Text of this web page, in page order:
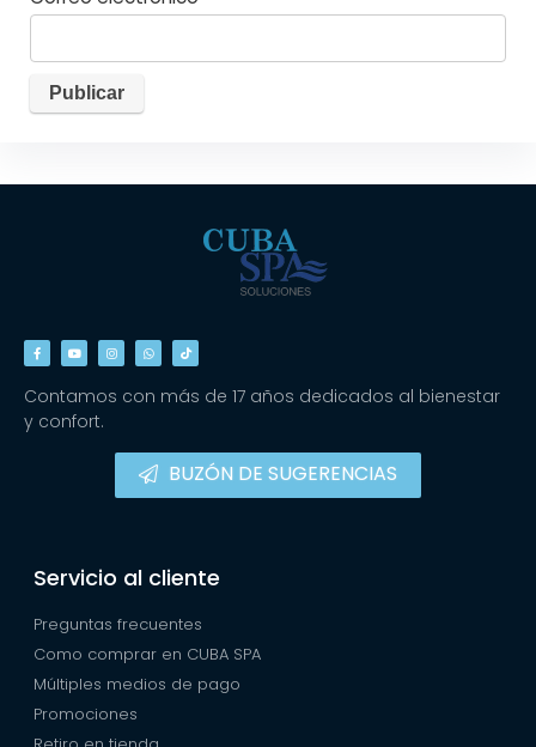
Contamos con más de 17 años dedicados al bienestar
y confort.
BUZÓN DE SUGERENCIAS
Servicio al cliente
Preguntas frecuentes
Como comprar en CUBA SPA
Múltiples medios de pago
Promociones